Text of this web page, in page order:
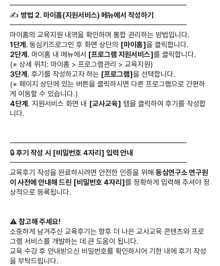
━━━━━━━━━━━━━━━━━━━━━━━━
✍️ 방법 2. 마이홈(지원서비스) 메뉴에서 작성하기
━━━━━━━━━━━━━━━━━━━━━━━━
마이홈의 교육지원 내역을 확인하며 통합 관리하는 방법입니다.
1단계. 동심키즈로그인 후 화면 상단의 [마이홈]을 클릭합니다.
2단계. 마이홈 내 메뉴에서 [프로그램 지원서비스]를 클릭합니다.
(※ 상세 위치: 마이홈 > 프로그램관리 > 교육지원)
3단계 . 후기를 작성하고자 하는 [프로그램]을 선택합니다.
(※ 페이지 상단에 있는 버튼을 클릭하시면 다른 프로그램으로 간편하
게 이동할 수 있습니다.)
4단계 . 지원서비스 화면 내 [교사교육] 탭을 클릭하여 후기를 작성합
니다.
━━━━━━━━━━━━━━━━━━━━━━━━
🔒 후기 작성 시 [비밀번호 4자리] 입력 안내
━━━━━━━━━━━━━━━━━━━━━━━━
교육후기 작성을 완료하시려면 안전한 인증을 위해 동심연구소 연구원
이 사전에 안내해 드린 [비밀번호 4자리]를 정확하게 입력해 주셔야 정
상적으로 등록됩니다.
⚠️ 참고해 주세요!
소중하게 남겨주신 교육후기는 향후 더 나은 교사교육 콘텐츠와 프로
그램 서비스를 개발하는 데 큰 도움이 됩니다.
교육 수강 후 안내받으신 비밀번호를 확인하시어 기한 내에 후기 작성
을 부탁드립니다.